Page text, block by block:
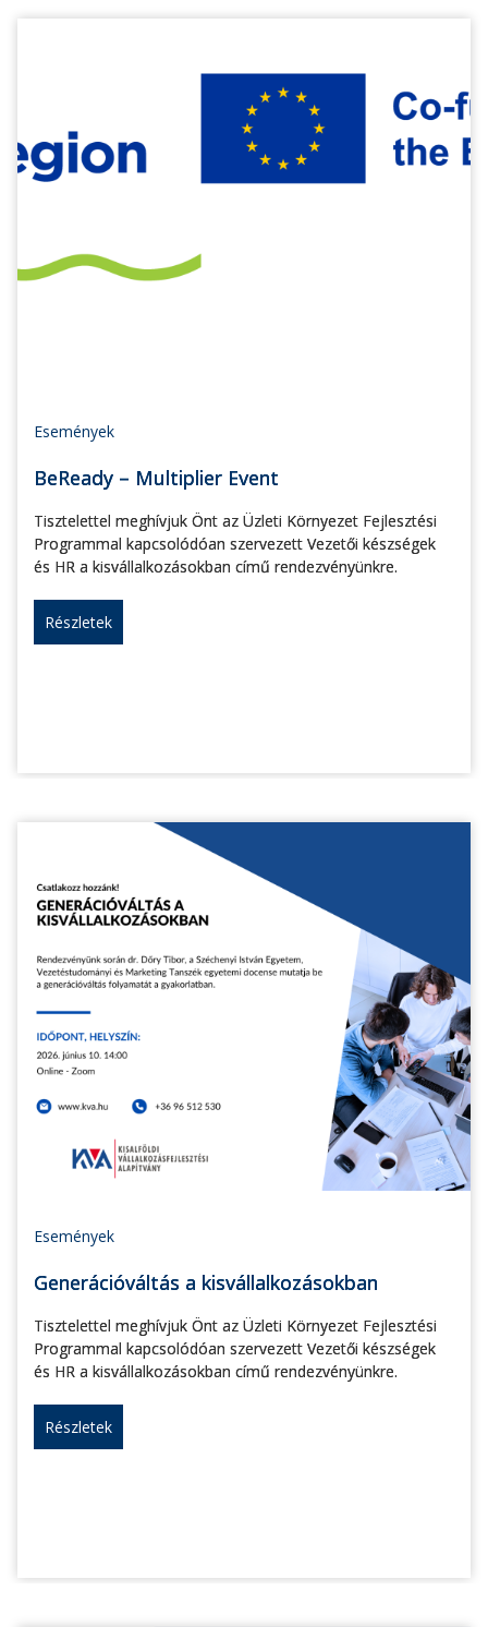
Események
BeReady – Multiplier Event
Tisztelettel meghívjuk Önt az Üzleti Környezet Fejlesztési
Programmal kapcsolódóan szervezett Vezetői készségek
és HR a kisvállalkozásokban című rendezvényünkre.
Részletek
Események
Generációváltás a kisvállalkozásokban
Tisztelettel meghívjuk Önt az Üzleti Környezet Fejlesztési
Programmal kapcsolódóan szervezett Vezetői készségek
és HR a kisvállalkozásokban című rendezvényünkre.
Részletek